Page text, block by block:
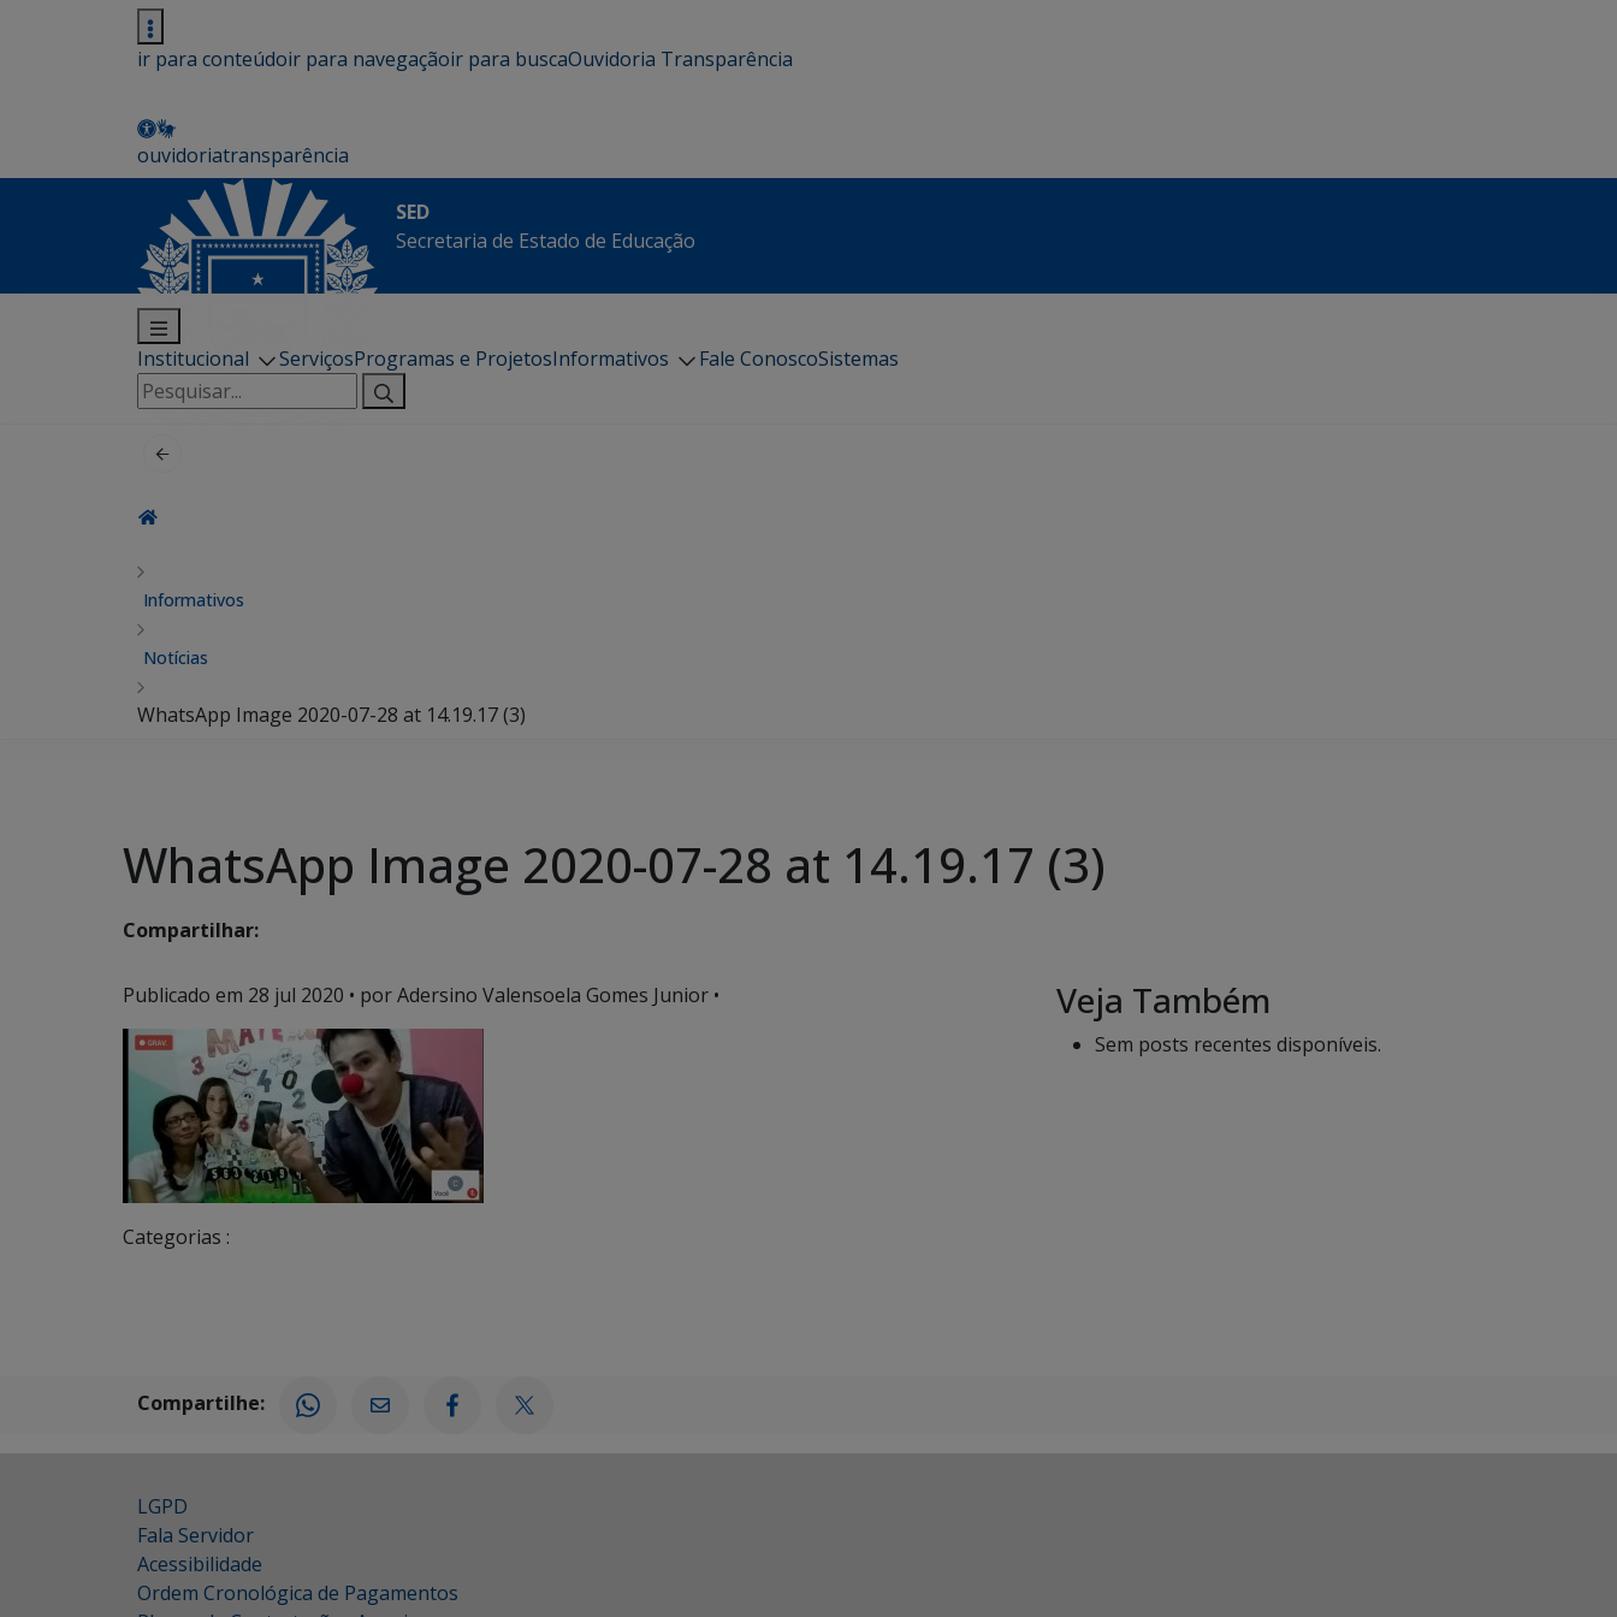
ir para conteúdoir para navegaçãoir para buscaOuvidoria Transparência
ouvidoriatransparência
SED
Secretaria de Estado de Educação
Institucional ServiçosProgramas e ProjetosInformativos Fale ConoscoSistemas
Pesquisar
por:
Informativos
Notícias
WhatsApp Image 2020-07-28 at 14.19.17 (3)
WhatsApp Image 2020-07-28 at 14.19.17 (3)
Compartilhar:
Publicado em 28 jul 2020 • por Adersino Valensoela Gomes Junior •
Categorias :
Veja Também
Sem posts recentes disponíveis.
Compartilhe:
LGPD
Fala Servidor
Acessibilidade
Ordem Cronológica de Pagamentos